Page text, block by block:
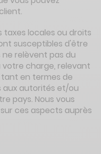
taxes locales ou droits
susceptibles d'être
ne relèvent pas du
votre charge, relevant
en termes de
aux autorités et/ou
pays. Nous vous
ces aspects auprès